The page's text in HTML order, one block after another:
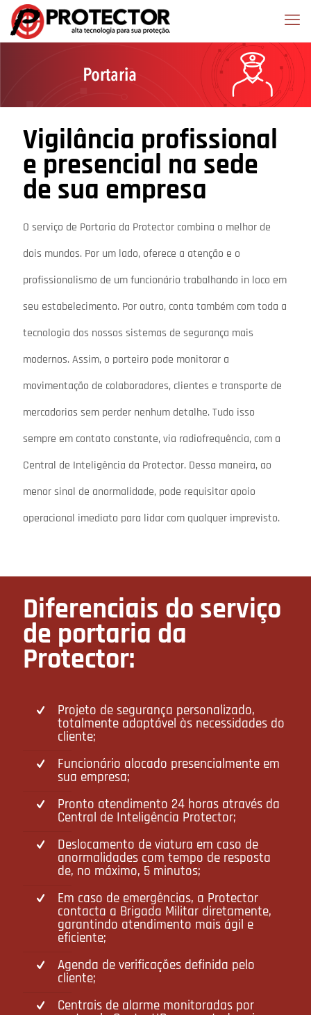
Vigilância profissional
e presencial na sede
de sua empresa
O serviço de Portaria da Protector combina o melhor de
dois mundos. Por um lado, oferece a atenção e o
profissionalismo de um funcionário trabalhando in loco em
seu estabelecimento. Por outro, conta também com toda a
tecnologia dos nossos sistemas de segurança mais
modernos. Assim, o porteiro pode monitorar a
movimentação de colaboradores, clientes e transporte de
mercadorias sem perder nenhum detalhe. Tudo isso
sempre em contato constante, via radiofrequência, com a
Central de Inteligência da Protector. Dessa maneira, ao
menor sinal de anormalidade, pode requisitar apoio
operacional imediato para lidar com qualquer imprevisto.
Diferenciais do serviço
de portaria da
Protector:
Projeto de segurança personalizado,
totalmente adaptável às necessidades do
cliente;
Funcionário alocado presencialmente em
sua empresa;
Pronto atendimento 24 horas através da
Central de Inteligência Protector;
Deslocamento de viatura em caso de
anormalidades com tempo de resposta
de, no máximo, 5 minutos;
Em caso de emergências, a Protector
contacta a Brigada Militar diretamente,
garantindo atendimento mais ágil e
eficiente;
Agenda de verificações definida pelo
cliente;
Centrais de alarme monitoradas por